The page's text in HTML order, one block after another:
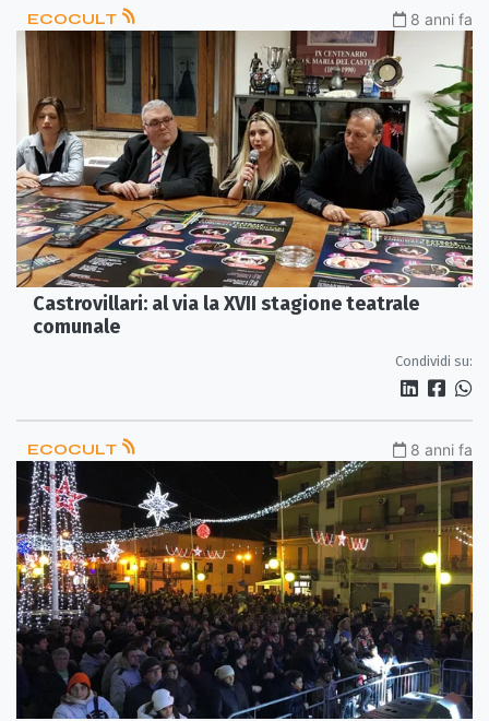
ECOCULT 8 anni fa
Castrovillari: al via la XVII stagione teatrale
comunale
Condividi su:
ECOCULT 8 anni fa